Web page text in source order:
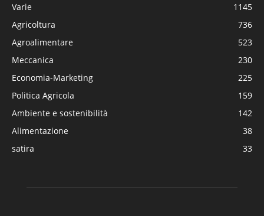
Varie
1145
Agricoltura
736
Agroalimentare
523
Meccanica
230
Economia-Marketing
225
Politica Agricola
159
Ambiente e sostenibilità
142
Alimentazione
38
satira
33